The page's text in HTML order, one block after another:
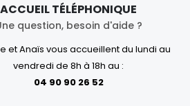
ACCUEIL TÉLÉPHONIQUE
question, besoin d'aide ?
et Anaïs vous accueillent du lundi au
vendredi de 8h à 18h au :
04 90 90 26 52